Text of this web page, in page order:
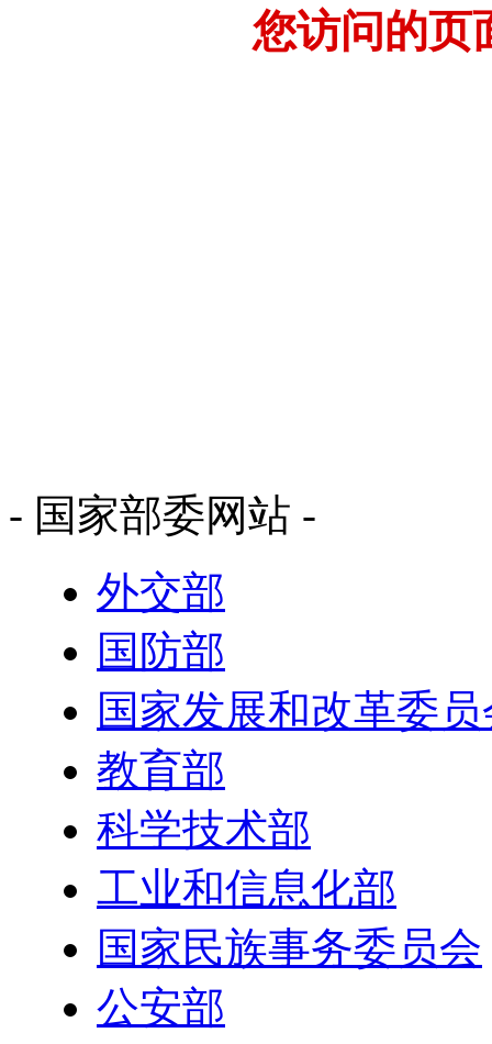
您访问的页
- 国家部委网站 -
外交部
国防部
国家发展和改革委
教育部
科学技术部
工业和信息化部
国家民族事务委员会
公安部